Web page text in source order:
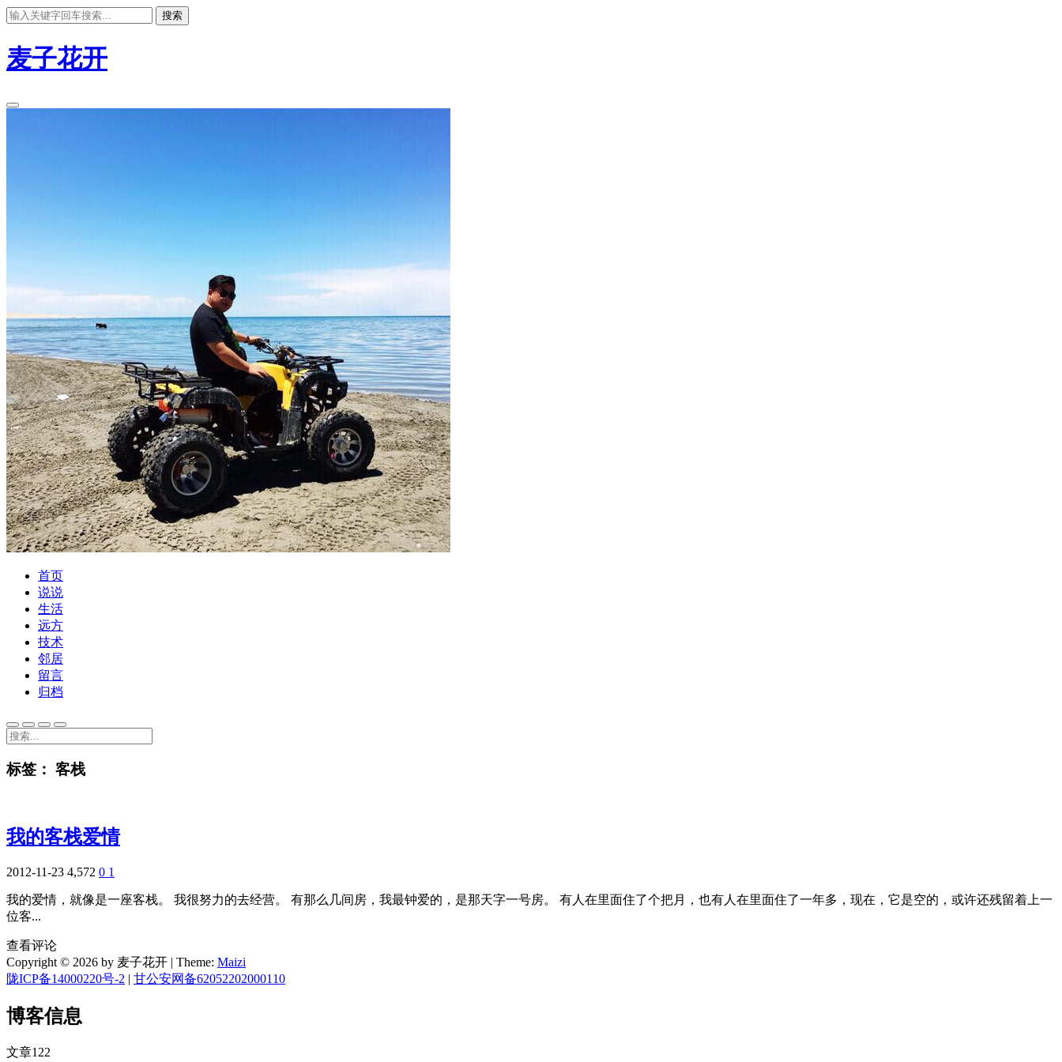
搜索
麦子花开
首页
说说
生活
远方
技术
邻居
留言
归档
标签： 客栈
我的客栈爱情
2012-11-23 4,572 0 1
我的爱情，就像是一座客栈。 我很努力的去经营。 有那么几间房，我最钟爱的，是那天字一号房。 有人在里面住了个把月，也有人在里面住了一年多，现在，它是空的，或许还残留着上一
位客...
查看评论
Copyright © 2026 by 麦子花开 | Theme: Maizi
陇ICP备14000220号-2 | 甘公安网备62052202000110
博客信息
文章122